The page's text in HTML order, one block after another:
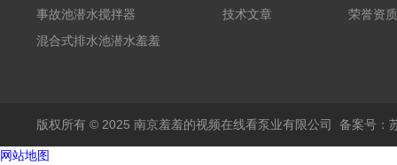
事故池潜水搅拌器
混合式排水池潜水羞羞
技术文章
荣誉资质
版权所有 © 2025 南京羞羞的视频在线看泵业有限公司 备案号
网站地图